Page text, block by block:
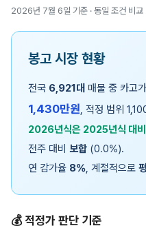
2026년 7월 6일 기준 · 동일 조건 비
봉고 시장 현황
전국 6,921대 매물 중 카고가
1,430만원, 적정 범위
2026년식은 2025년식 대
전주 대비 보합 (0.0%).
연 감가율 8%, 계절적으로
💰 적정가 판단 기준